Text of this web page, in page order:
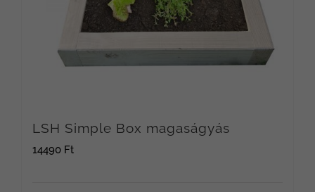
LSH Simple Box magaságyás
14490 Ft